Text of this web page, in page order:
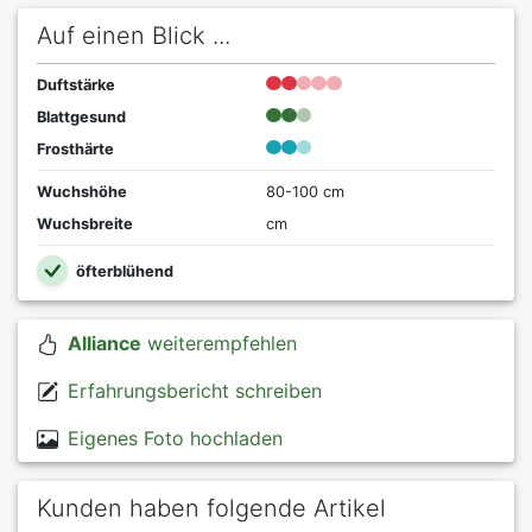
Auf einen Blick ...
Duftstärke
Blattgesund
Frosthärte
Wuchshöhe
80-100 cm
Wuchsbreite
cm
öfterblühend
Alliance weiterempfehlen
Erfahrungsbericht schreiben
Eigenes Foto hochladen
Kunden haben folgende Artikel